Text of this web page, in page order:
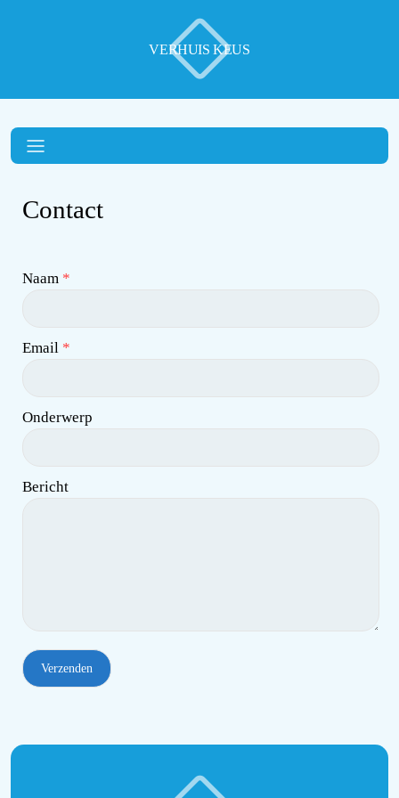
VERHUIS KEUS
Contact
Naam *
Email *
Onderwerp
Bericht